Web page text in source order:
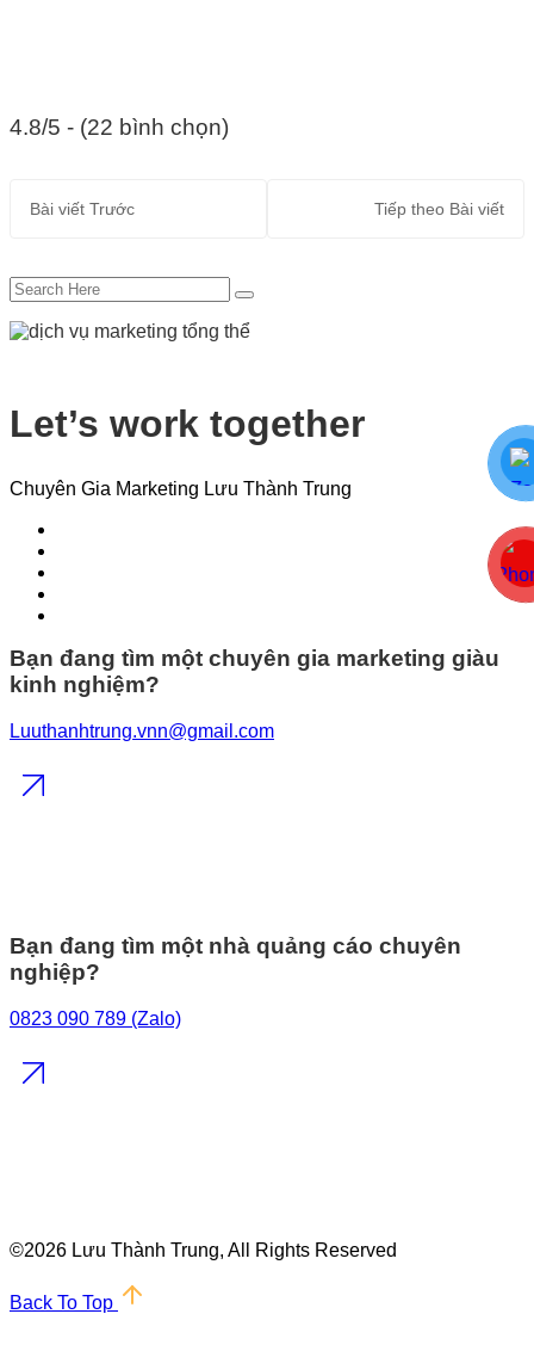
4.8/5 - (22 bình chọn)
Bài viết Trước Tiếp theo Bài viết
Let’s work together
Chuyên Gia Marketing Lưu Thành Trung
Bạn đang tìm một chuyên gia marketing giàu
kinh nghiệm?
Luuthanhtrung.vnn@gmail.com
Bạn đang tìm một nhà quảng cáo chuyên
nghiệp?
0823 090 789 (Zalo)
©2026 Lưu Thành Trung, All Rights Reserved
Back To Top